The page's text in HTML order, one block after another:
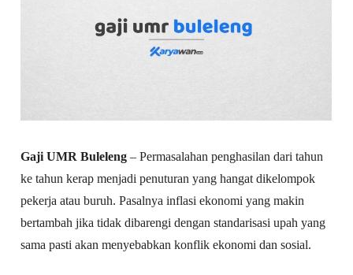
Gaji UMR Buleleng – Permasalahan penghasilan dari tahun
ke tahun kerap menjadi penuturan yang hangat dikelompok
pekerja atau buruh. Pasalnya inflasi ekonomi yang makin
bertambah jika tidak dibarengi dengan standarisasi upah yang
sama pasti akan menyebabkan konflik ekonomi dan sosial.